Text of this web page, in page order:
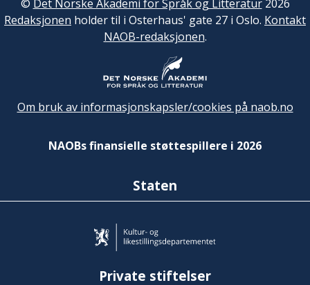
© Det Norske Akademi for Språk og Litteratur2026
Redaksjonen holder til i Osterhaus' gate 27 i Oslo. Kontakt
NAOB-redaksjonen.
Om bruk av informasjonskapsler/cookies på naob.no
NAOBs finansielle støttespillere i 2026
Staten
Private stiftelser